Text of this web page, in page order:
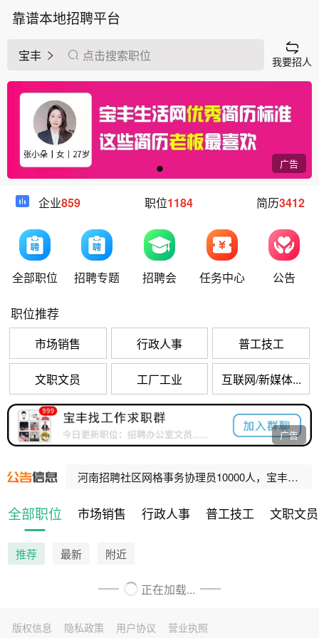
靠谱本地招聘平台
宝丰 点击搜索职位 我要招人
广告
企业859 职位1184 简历3412
全部职位 招聘专题 招聘会 任务中心 公告
职位推荐
市场销售 行政人事 普工技工
文职文员 工厂工业 互联网/新媒体...
广告
河南招聘社区网格事务协理员10000人，宝丰招聘47人！
宝丰县公办养老机构招聘工作人员公告
全部职位 市场销售 行政人事 普工技工 文职文员
推荐 最新 附近
正在加载...
版权信息 隐私政策 用户协议 营业执照